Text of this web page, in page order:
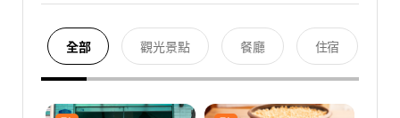
全部 觀光景點 餐廳 住宿